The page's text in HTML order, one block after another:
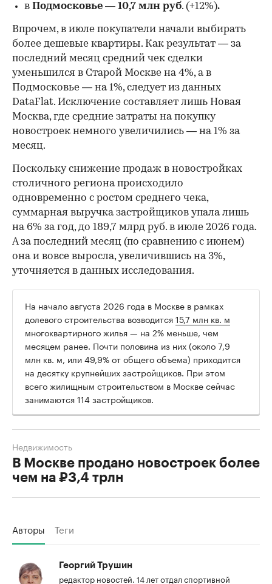
в Подмосковье — 10,7 млн руб. (+12%).
Впрочем, в июле покупатели начали выбирать
более дешевые квартиры. Как результат — за
последний месяц средний чек сделки
уменьшился в Старой Москве на 4%, а в
Подмосковье — на 1%, следует из данных
DataFlat. Исключение составляет лишь Новая
Москва, где средние затраты на покупку
новостроек немного увеличились — на 1% за
месяц.
Поскольку снижение продаж в новостройках
столичного региона происходило
одновременно с ростом среднего чека,
суммарная выручка застройщиков упала лишь
на 6% за год, до 189,7 млрд руб. в июле 2026 года.
А за последний месяц (по сравнению с июнем)
она и вовсе выросла, увеличившись на 3%,
уточняется в данных исследования.
На начало августа 2026 года в Москве в рамках
долевого строительства возводится15,7 млн кв. м
многоквартирного жилья — на 2% меньше, чем
месяцем ранее. Почти половина из них (около 7,9
млн кв. м, или 49,9% от общего объема) приходится
на десятку крупнейших застройщиков. При этом
всего жилищным строительством в Москве сейчас
занимаются 114 застройщиков.
В Москве продано новостроек более
чем на ₽3,4 трлн
Недвижимость
Авторы Теги
Георгий Трушин
редактор новостей. 14 лет отдал спортивной